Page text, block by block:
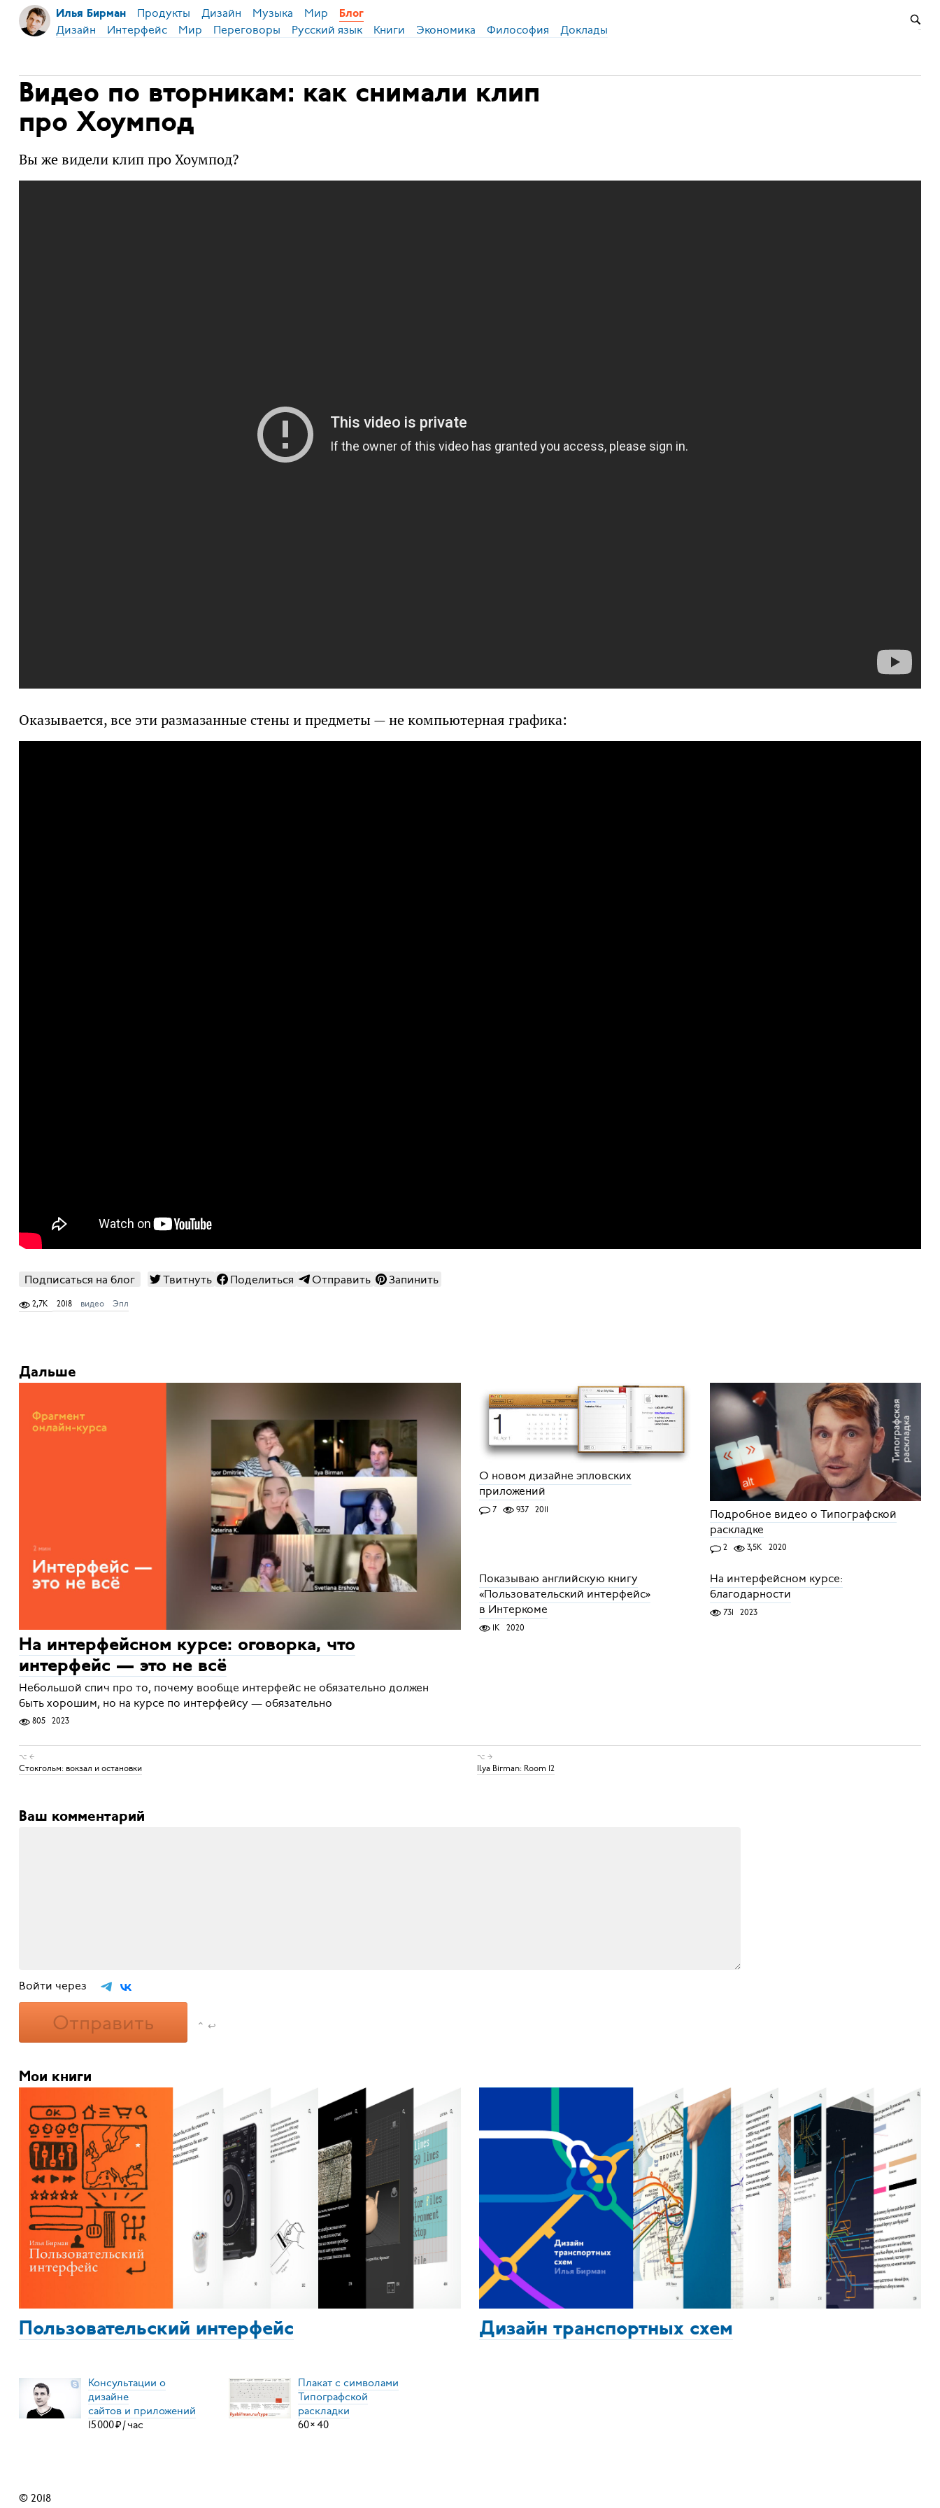
Илья Бирман Продукты Дизайн Музыка Мир Блог
Дизайн Интерфейс Мир Переговоры Русский язык Книги Экономика Философия Доклады
Видео по вторникам: как снимали клип
про Хоумпод
Вы же видели клип про Хоумпод?
Оказывается, все эти размазанные стены и предметы — не компьютерная графика:
Подписаться на блог Твитнуть Поделиться Отправить Запинить
2,7K 2018 видео Эпл
Дальше
На интерфейсном курсе: оговорка, что
интерфейс — это не всё
Небольшой спич про то, почему вообще интерфейс не обязательно должен
быть хорошим, но на курсе по интерфейсу — обязательно
805 2023
О новом дизайне эпловских
приложений
7 937 2011
Подробное видео о Типографской
раскладке
2 3,5K 2020
Показываю английскую книгу
«Пользовательский интерфейс»
в Интеркоме
1K 2020
На интерфейсном курсе:
благодарности
731 2023
⌥ ←
Стокгольм: вокзал и остановки
⌥ →
Ilya Birman: Room 12
Ваш комментарий
Войти через
Отправить ⌃ ↩
Мои книги
Пользовательский интерфейс Дизайн транспортных схем
Консультации о
дизайне
сайтов и приложений
15000₽/час
Плакат с символами
Типографской
раскладки
60×40
© 2018